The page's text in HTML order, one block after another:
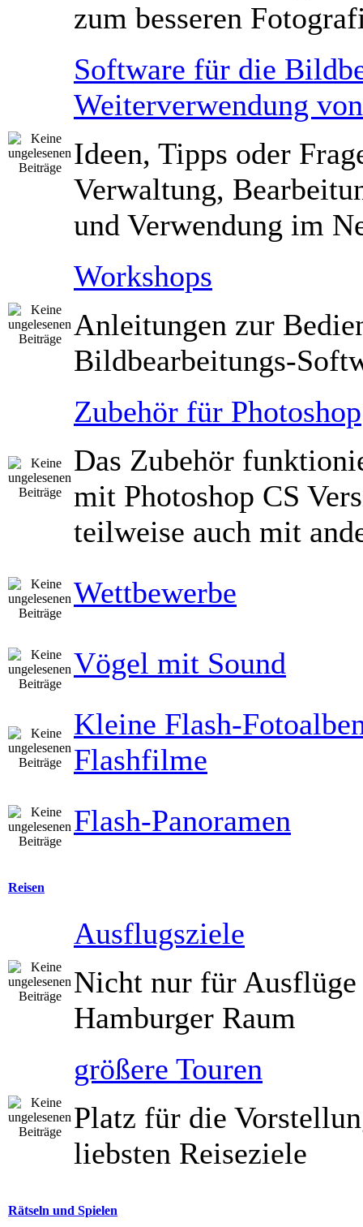
zum besseren
Software für die
Weiterverwendung
Ideen, Tipps oder
Verwaltung,
und Verwendung im
Workshops
Anleitungen zur
Bildbearbeitungs-
Zubehör für Photoshop
Das Zubehör
mit Photoshop CS
teilweise auch mit
Wettbewerbe
Vögel mit Sound
Kleine Flash-
Flashfilme
Flash-Panoramen
Reisen
Ausflugsziele
Nicht nur für Ausflüge
Hamburger Raum
größere Touren
Platz für die
liebsten Reiseziele
Rätseln und Spielen